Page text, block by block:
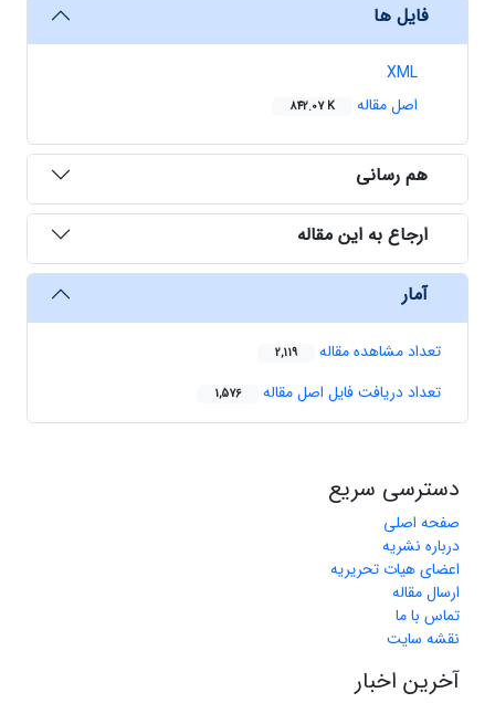
فایل ها
XML
اصل مقاله
842.07 K
هم رسانی
ارجاع به این مقاله
آمار
تعداد مشاهده مقاله 2,119
تعداد دریافت فایل اصل مقاله 1,576
دسترسی سریع
صفحه اصلی
درباره نشریه
اعضای هیات تحریریه
ارسال مقاله
تماس با ما
نقشه سایت
آخرین اخبار